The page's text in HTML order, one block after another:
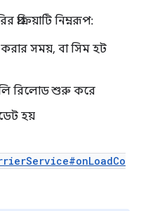
নিম্নরূপ:
সময়, বা সিম হট
রিলোড শুরু করে
হয়